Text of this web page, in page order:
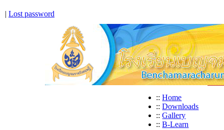
| Lost password
:: Home
:: Downloads
:: Gallery
:: B-Learn